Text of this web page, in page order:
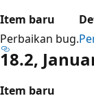
Item baru
Perbaikan bug.
18.2,
Item baru